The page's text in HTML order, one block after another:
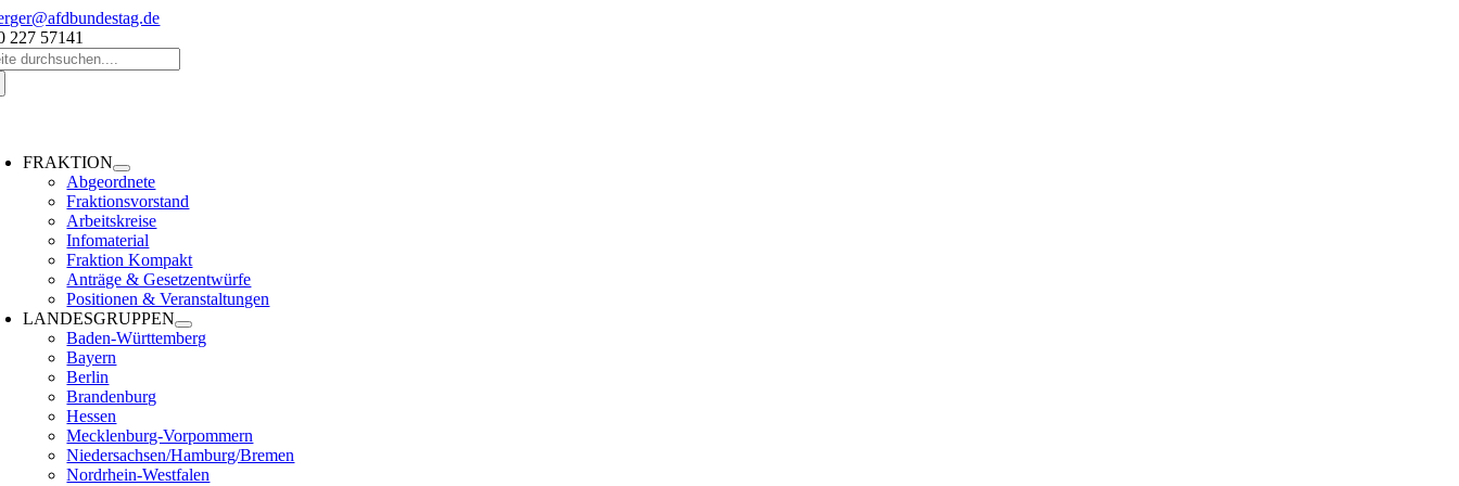
Zum
Inhalt
springen
227 57141
FRAKTION
Abgeordnete
Fraktionsvorstand
Arbeitskreise
Infomaterial
Fraktion Kompakt
Anträge & Gesetzentwürfe
Positionen & Veranstaltungen
LANDESGRUPPEN
Baden-Württemberg
Bayern
Berlin
Brandenburg
Hessen
Mecklenburg-Vorpommern
Niedersachsen/Hamburg/Bremen
Nordrhein-Westfalen